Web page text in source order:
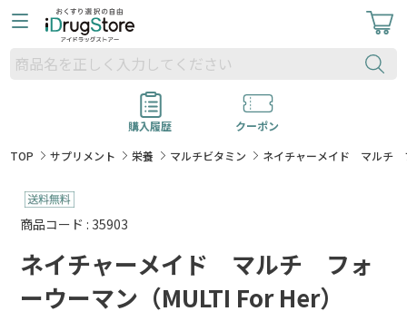
購入履歴
クーポン
TOP
サプリメント 栄養 マルチビタミン ネイチャーメイド マルチ
商品コード : 35903
ネイチャーメイド マルチ フォ
ーウーマン（MULTI For Her）